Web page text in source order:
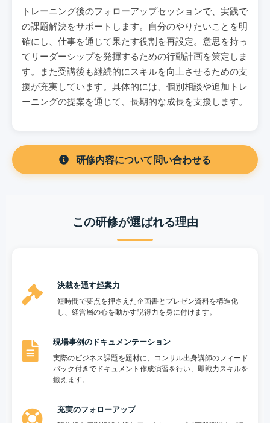
トレーニング後のフォローアップセッションで、実践で
の課題解決をサポートします。自分のやりたいことを明
確にし、仕事を通じて果たす役割を再設定。意思を持っ
てリーダーシップを発揮するための行動計画を策定しま
す。また受講後も継続的にスキルを向上させるための支
援が充実しています。具体的には、個別相談や追加トレ
ーニングの提案を通じて、長期的な成長を支援します。
研修内容について問い合わせる
この研修が選ばれる理由
決裁を通す起案力
短時間で要点を押さえた企画書とプレゼン資料を構造化
し、経営層の心を動かす説得力を身に付けます。
現場事例のドキュメンテーション
実際のビジネス課題を題材に、コンサル出身講師のフィード
バック付きでドキュメント作成演習を行い、即戦力スキルを
鍛えます。
充実のフォローアップ